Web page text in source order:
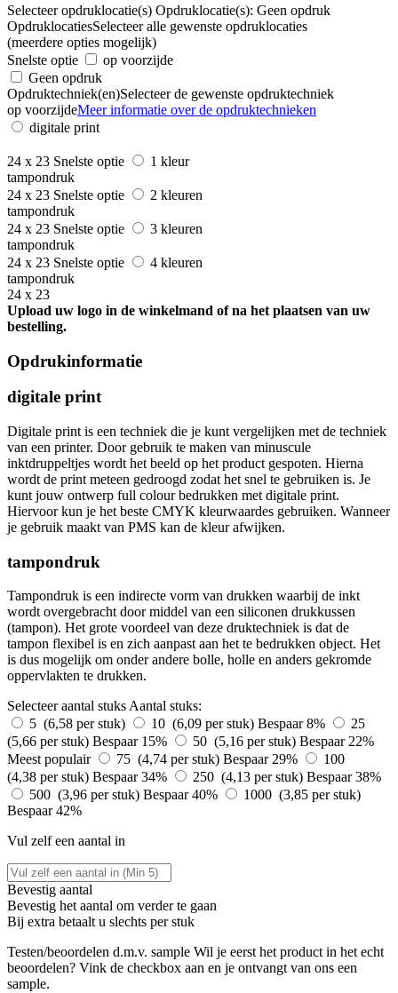
Selecteer opdruklocatie(s) Opdruklocatie(s): Geen opdruk
OpdruklocatiesSelecteer alle gewenste opdruklocaties
(meerdere opties mogelijk)
Snelste optie
op voorzijde
Geen opdruk
Opdruktechniek(en)Selecteer de gewenste opdruktechniek
op voorzijdeMeer informatie over de opdruktechnieken
digitale print
24 x 23 Snelste optie
1 kleur
tampondruk
24 x 23 Snelste optie
2 kleuren
tampondruk
24 x 23 Snelste optie
3 kleuren
tampondruk
24 x 23 Snelste optie
4 kleuren
tampondruk
24 x 23
Upload uw logo in de winkelmand of na het plaatsen van uw
bestelling.
Opdrukinformatie
digitale print
Digitale print is een techniek die je kunt vergelijken met de techniek
van een printer. Door gebruik te maken van minuscule
inktdruppeltjes wordt het beeld op het product gespoten. Hierna
wordt de print meteen gedroogd zodat het snel te gebruiken is. Je
kunt jouw ontwerp full colour bedrukken met digitale print.
Hiervoor kun je het beste CMYK kleurwaardes gebruiken. Wanneer
je gebruik maakt van PMS kan de kleur afwijken.
tampondruk
Tampondruk is een indirecte vorm van drukken waarbij de inkt
wordt overgebracht door middel van een siliconen drukkussen
(tampon). Het grote voordeel van deze druktechniek is dat de
tampon flexibel is en zich aanpast aan het te bedrukken object. Het
is dus mogelijk om onder andere bolle, holle en anders gekromde
oppervlakten te drukken.
Selecteer aantal stuksAantal stuks:
5 (6,58 per stuk)
10 (6,09 per stuk) Bespaar 8%
25
(5,66 per stuk) Bespaar 15% 50 (5,16 per stuk) Bespaar 22%
Meest populair
75 (4,74 per stuk) Bespaar 29%
100
(4,38 per stuk) Bespaar 34% 250 (4,13 per stuk) Bespaar 38%
500 (3,96 per stuk) Bespaar 40%
1000 (3,85 per stuk)
Bespaar 42%
Vul zelf een aantal in
Bevestig aantal
Bevestig het aantal om verder te gaan
Bij extra betaalt u slechts per stuk
Testen/beoordelen d.m.v. sample Wil je eerst het product in het echt
beoordelen? Vink de checkbox aan en je ontvangt van ons een
sample.